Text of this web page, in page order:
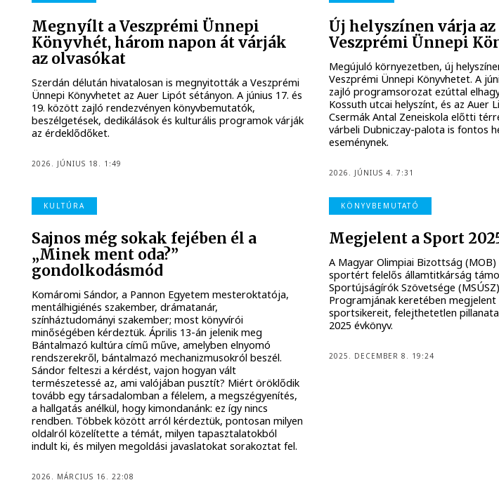
Megnyílt a Veszprémi Ünnepi
Könyvhét, három napon át várják
az olvasókat
Szerdán délután hivatalosan is megnyitották a Veszprémi
Ünnepi Könyvhetet az Auer Lipót sétányon. A június 17. és
19. között zajló rendezvényen könyvbemutatók,
beszélgetések, dedikálások és kulturális programok várják
az érdeklődőket.
2026. JÚNIUS 18. 1:49
Új helyszínen várja
Veszprémi Ünnepi
Megújuló környezetben, új
Veszprémi Ünnepi Könyvhetet. A
zajló programsorozat ezúttal
Kossuth utcai helyszínt, és az Auer
Csermák Antal Zeneiskola előtti
várbeli Dubniczay-palota is fontos
eseménynek.
2026. JÚNIUS 4. 7:31
KULTÚRA
Sajnos még sokak fejében él a
„Minek ment oda?”
gondolkodásmód
Komáromi Sándor, a Pannon Egyetem mesteroktatója,
mentálhigiénés szakember, drámatanár,
színháztudományi szakember; most könyvírói
minőségében kérdeztük. Április 13-án jelenik meg
Bántalmazó kultúra című műve, amelyben elnyomó
rendszerekről, bántalmazó mechanizmusokról beszél.
Sándor felteszi a kérdést, vajon hogyan vált
természetessé az, ami valójában pusztít? Miért öröklődik
tovább egy társadalomban a félelem, a megszégyenítés,
a hallgatás anélkül, hogy kimondanánk: ez így nincs
rendben. Többek között arról kérdeztük, pontosan milyen
oldalról közelítette a témát, milyen tapasztalatokból
indult ki, és milyen megoldási javaslatokat sorakoztat fel.
2026. MÁRCIUS 16. 22:08
KÖNYVBEMUTATÓ
Megjelent a Sport
A Magyar Olimpiai Bizottság (MOB)
sportért felelős államtitkárság
Sportújságírók Szövetsége
Programjának keretében megjelent
sportsikereit, felejthetetlen
2025 évkönyv.
2025. DECEMBER 8. 19:24